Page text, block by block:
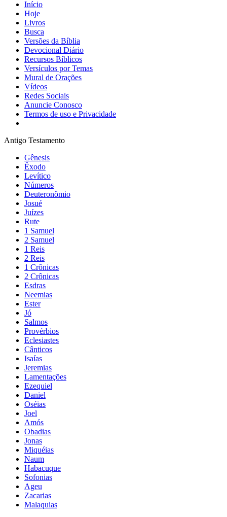
Início
Hoje
Livros
Busca
Versões da Bíblia
Devocional Diário
Recursos Bíblicos
Versículos por Temas
Mural de Orações
Vídeos
Redes Sociais
Anuncie Conosco
Termos de uso e Privacidade
Antigo Testamento
Gênesis
Êxodo
Levítico
Números
Deuteronômio
Josué
Juízes
Rute
1 Samuel
2 Samuel
1 Reis
2 Reis
1 Crônicas
2 Crônicas
Esdras
Neemias
Ester
Jó
Salmos
Provérbios
Eclesiastes
Cânticos
Isaías
Jeremias
Lamentações
Ezequiel
Daniel
Oséias
Joel
Amós
Obadias
Jonas
Miquéias
Naum
Habacuque
Sofonias
Ageu
Zacarias
Malaquias